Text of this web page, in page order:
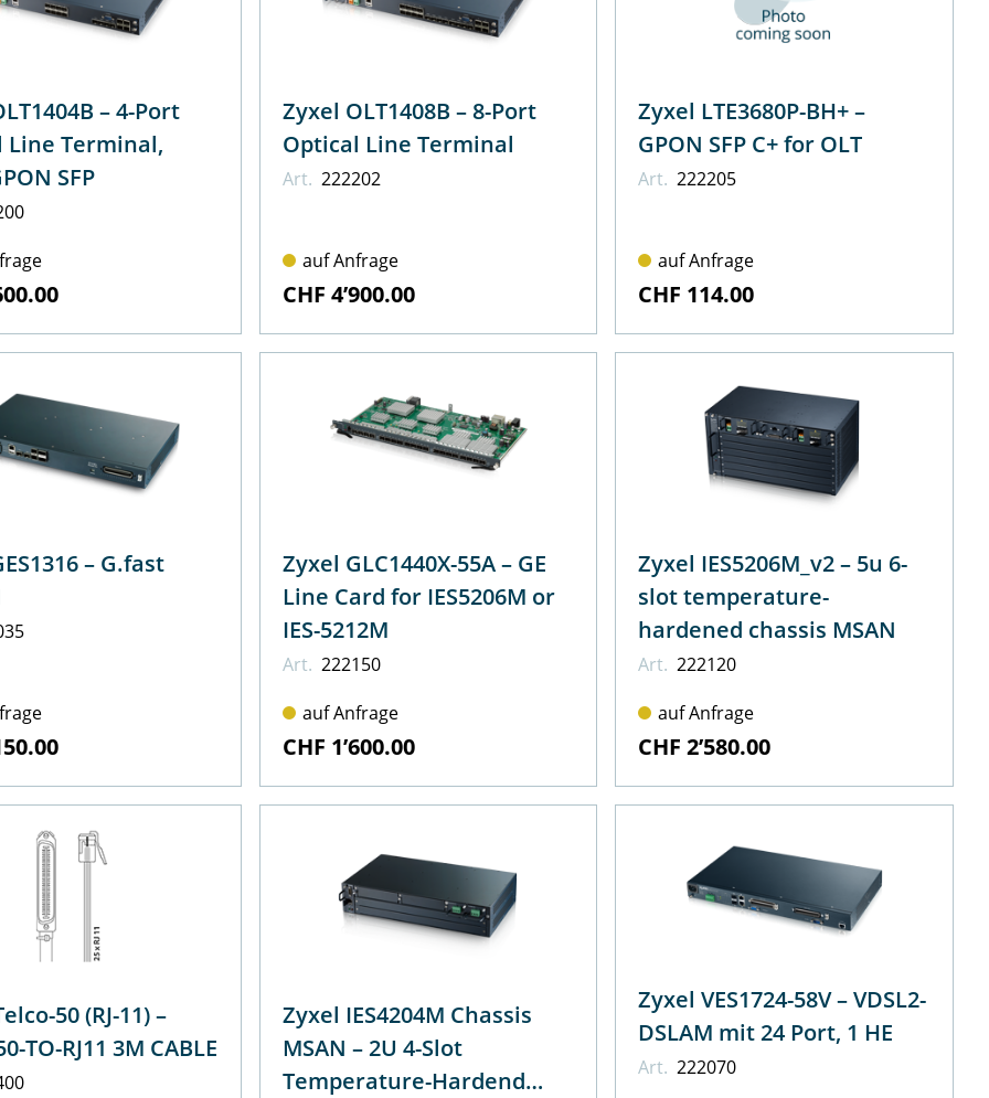
– 4-Port
Line Terminal,
SFP
Zyxel OLT1408B – 8-Port
Optical Line Terminal
Art. 222202
auf Anfrage
CHF 4’900.00
Zyxel LTE3680P-BH+ –
GPON SFP C+ for OLT
Art. 222205
auf Anfrage
CHF 114.00
– G.fast
Zyxel GLC1440X-55A – GE
Line Card for IES5206M or
IES-5212M
Art. 222150
auf Anfrage
CHF 1’600.00
Zyxel IES5206M_v2 – 5u 6-
slot temperature-
hardened chassis MSAN
Art. 222120
auf Anfrage
CHF 2’580.00
50 (RJ-11) –
TO-RJ11 3M CABLE
Zyxel IES4204M Chassis
MSAN – 2U 4-Slot
Temperature-Hardend
Zyxel VES1724-58V – VDSL2-
DSLAM mit 24 Port, 1 HE
Art. 222070